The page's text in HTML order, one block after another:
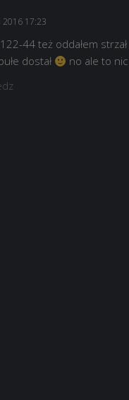
2016 17:23
44 też oddałem
dostał
no ale to